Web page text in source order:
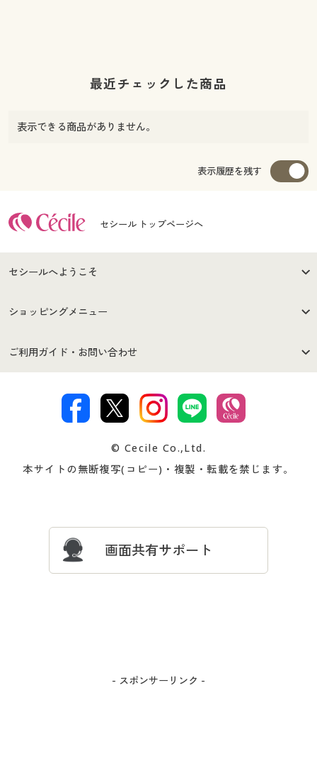
最近チェックした商品
表示できる商品がありません。
表示履歴を残す
セシール トップページへ
セシールへようこそ
はじめての方へ
セシールご利用規約
著作権・商標について 会社案内
ショッピングメニュー
商品カテゴリ
プレゼント＆キャンペーン サイトマップ
ご利用ガイド・お問い合わせ
交換・返品は お支払は
ついて
忘れの場合
© Cecile Co.,Ltd.
本サイトの無断複写(コピー)・複製・転載を禁じます。
画面共有サポート
- スポンサーリンク -